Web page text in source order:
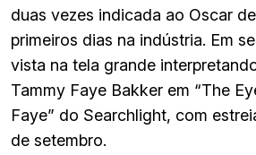
duas vezes indicada ao Oscar
primeiros dias na indústria. Em
vista na tela grande
Tammy Faye Bakker em “The
Faye” do Searchlight, com
de setembro.